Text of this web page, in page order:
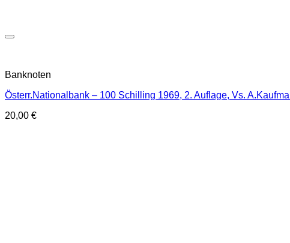
Banknoten
Österr.Nationalbank – 100 Schilling 1969, 2. Auflage, Vs.
20,00 €